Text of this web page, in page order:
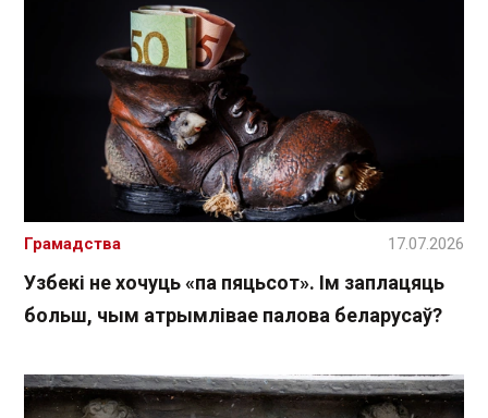
Узбекі не хочуць «па пяцьсот». Ім заплацяць
больш, чым атрымлівае палова беларусаў?
Грамадства 17.07.2026